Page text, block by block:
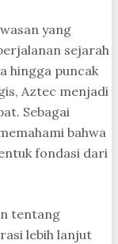
yang
sejarah
hingga puncak
Aztec menjadi
Sebagai
bahwa
fondasi dari
tentang
lebih lanjut